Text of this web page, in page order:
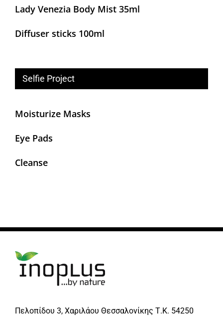
Lady Venezia Body Mist 35ml
Diffuser sticks 100ml
Selfie Project
Moisturize Masks
Eye Pads
Cleanse
Πελοπίδου 3, Χαριλάου Θεσσαλονίκης Τ.Κ. 54250